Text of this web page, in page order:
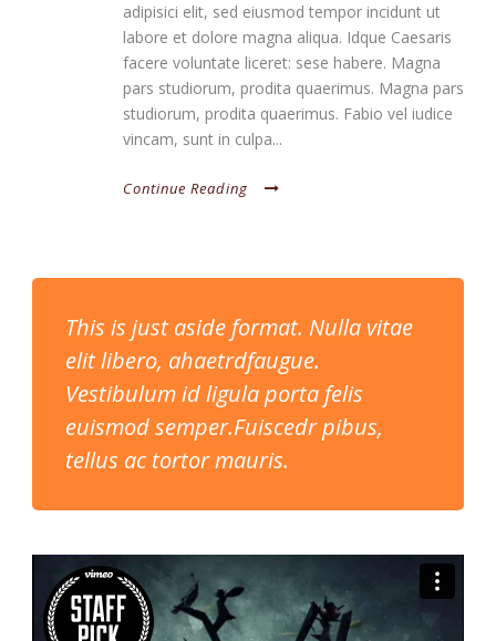
adipisici elit, sed eiusmod tempor incidunt ut
labore et dolore magna aliqua. Idque Caesaris
facere voluntate liceret: sese habere. Magna
pars studiorum, prodita quaerimus. Magna pars
studiorum, prodita quaerimus. Fabio vel iudice
vincam, sunt in culpa...
Continue Reading
This is just aside format. Nulla vitae
elit libero, ahaetrdfaugue.
Vestibulum id ligula porta felis
euismod semper.Fuiscedr pibus,
tellus ac tortor mauris.